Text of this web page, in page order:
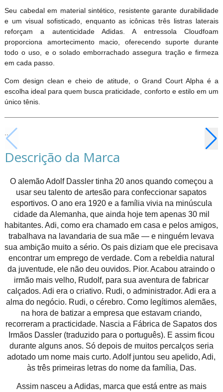
Seu cabedal em material sintético, resistente garante durabilidade
e um visual sofisticado, enquanto as icônicas três listras laterais
reforçam a autenticidade Adidas. A entressola Cloudfoam
proporciona amortecimento macio, oferecendo suporte durante
todo o uso, e o solado emborrachado assegura tração e firmeza
em cada passo.
Com design clean e cheio de atitude, o Grand Court Alpha é a
escolha ideal para quem busca praticidade, conforto e estilo em um
único tênis.
Descrição da Marca
O alemão Adolf Dassler tinha 20 anos quando começou a
usar seu talento de artesão para confeccionar sapatos
esportivos. O ano era 1920 e a família vivia na minúscula
cidade da Alemanha, que ainda hoje tem apenas 30 mil
habitantes. Adi, como era chamado em casa e pelos amigos,
trabalhava na lavandaria de sua mãe — e ninguém levava
sua ambição muito a sério. Os pais diziam que ele precisava
encontrar um emprego de verdade. Com a rebeldia natural
da juventude, ele não deu ouvidos. Pior. Acabou atraindo o
irmão mais velho, Rudolf, para sua aventura de fabricar
calçados. Adi era o criativo. Rudi, o administrador. Adi era a
alma do negócio. Rudi, o cérebro. Como legítimos alemães,
na hora de batizar a empresa que estavam criando,
recorreram a practicidade. Nascia a Fábrica de Sapatos dos
Irmãos Dassler (traduzido para o português). E assim ficou
durante alguns anos. Só depois de muitos percalços seria
adotado um nome mais curto. Adolf juntou seu apelido, Adi,
às três primeiras letras do nome da família, Das.
Assim nasceu a Adidas, marca que está entre as mais